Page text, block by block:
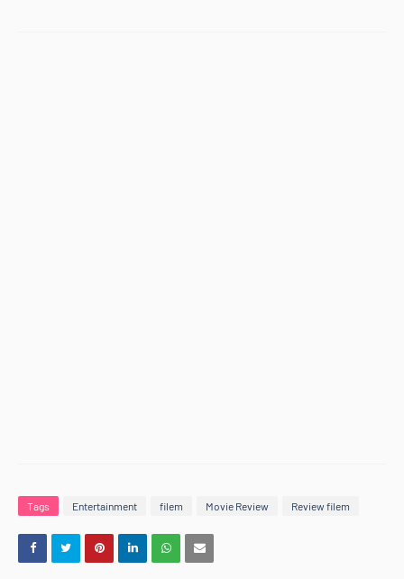
Tags Entertainment filem Movie Review Review filem